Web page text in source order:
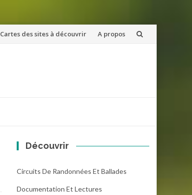
Cartes des sites à découvrir A propos
Découvrir
Circuits De Randonnées Et Ballades
Documentation Et Lectures